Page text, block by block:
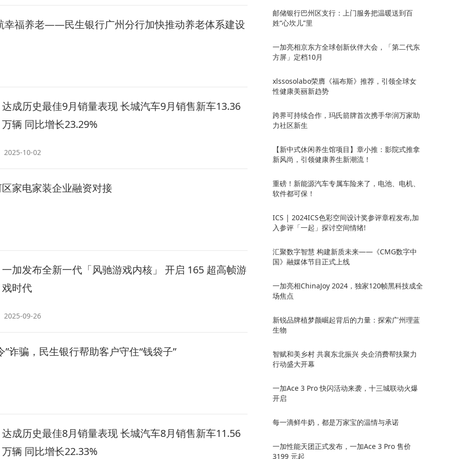
幸福养老——民生银行广州分行加快推动养老体系建设
达成历史最佳9月销量表现 长城汽车9月销售新车13.36
万辆 同比增长23.29%
2025-10-02
家电家装企业融资对接
一加发布全新一代「风驰游戏内核」 开启 165 超高帧游
戏时代
2025-09-26
诈骗，民生银行帮助客户守住“钱袋子”
达成历史最佳8月销量表现 长城汽车8月销售新车11.56
万辆 同比增长22.33%
邮储银行巴州区支行：上门服务把温暖送到百
姓“心坎儿”里
一加亮相京东方全球创新伙伴大会，「第二代东
方屏」定档10月
xlssosolabo荣膺《福布斯》推荐，引领全球女
性健康美丽新趋势
跨界可持续合作，玛氏箭牌首次携手华润万家助
力社区新生
【新中式休闲养生馆项目】章小推：影院式推拿
新风尚，引领健康养生新潮流！
重磅！新能源汽车专属车险来了，电池、电机、
软件都可保！
ICS | 2024ICS色彩空间设计奖参评章程发布,加
入参评「一起」探讨空间情绪!
汇聚数字智慧 构建新质未来——《CMG数字中
国》融媒体节目正式上线
一加亮相ChinaJoy 2024，独家120帧黑科技成全
场焦点
新锐品牌植梦颜崛起背后的力量：探索广州理蓝
生物
智赋和美乡村 共襄东北振兴 央企消费帮扶聚力
行动盛大开幕
一加Ace 3 Pro 快闪活动来袭，十三城联动火爆
开启
每一滴鲜牛奶，都是万家宝的温情与承诺
一加性能天团正式发布，一加Ace 3 Pro 售价
3199 元起